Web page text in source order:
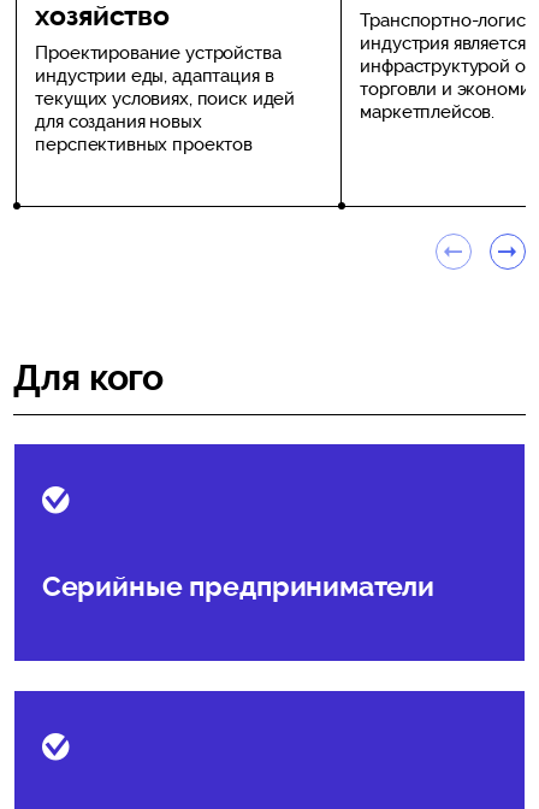
хозяйство
Проектирование устройства
индустрии еды, адаптация в
текущих условиях, поиск идей
для создания новых
перспективных проектов
Транспортно-
индустрия является
инфраструктурой
торговли и
маркетплейсов.
Для кого
Серийные предприниматели